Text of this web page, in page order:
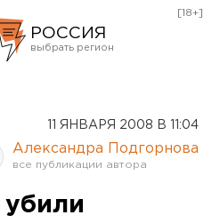
РОССИЯ
Оренбург
[18+]
11 ЯНВАРЯ 2008 В 11:04
Александра Подгорнова
убили